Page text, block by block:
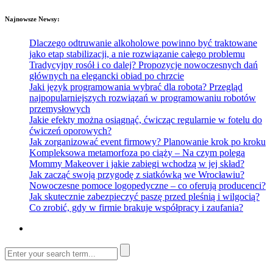
Najnowsze Newsy:
Dlaczego odtruwanie alkoholowe powinno być traktowane
jako etap stabilizacji, a nie rozwiązanie całego problemu
Tradycyjny rosół i co dalej? Propozycje nowoczesnych dań
głównych na elegancki obiad po chrzcie
Jaki język programowania wybrać dla robota? Przegląd
najpopularniejszych rozwiązań w programowaniu robotów
przemysłowych
Jakie efekty można osiągnąć, ćwicząc regularnie w fotelu do
ćwiczeń oporowych?
Jak zorganizować event firmowy? Planowanie krok po kroku
Kompleksowa metamorfoza po ciąży – Na czym polega
Mommy Makeover i jakie zabiegi wchodzą w jej skład?
Jak zacząć swoją przygodę z siatkówką we Wrocławiu?
Nowoczesne pomoce logopedyczne – co oferują producenci?
Jak skutecznie zabezpieczyć paszę przed pleśnią i wilgocią?
Co zrobić, gdy w firmie brakuje współpracy i zaufania?